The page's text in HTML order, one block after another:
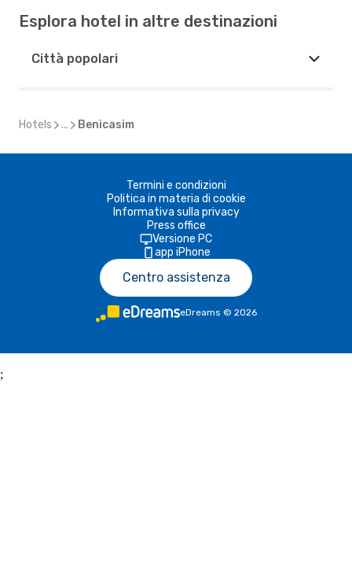
Esplora hotel in altre destinazioni
Città popolari
Hotels ... Benicasim
Termini e condizioni
Politica in materia di cookie
Informativa sulla privacy
Press office
Versione PC
app iPhone
Centro assistenza
eDreams © 2026
;